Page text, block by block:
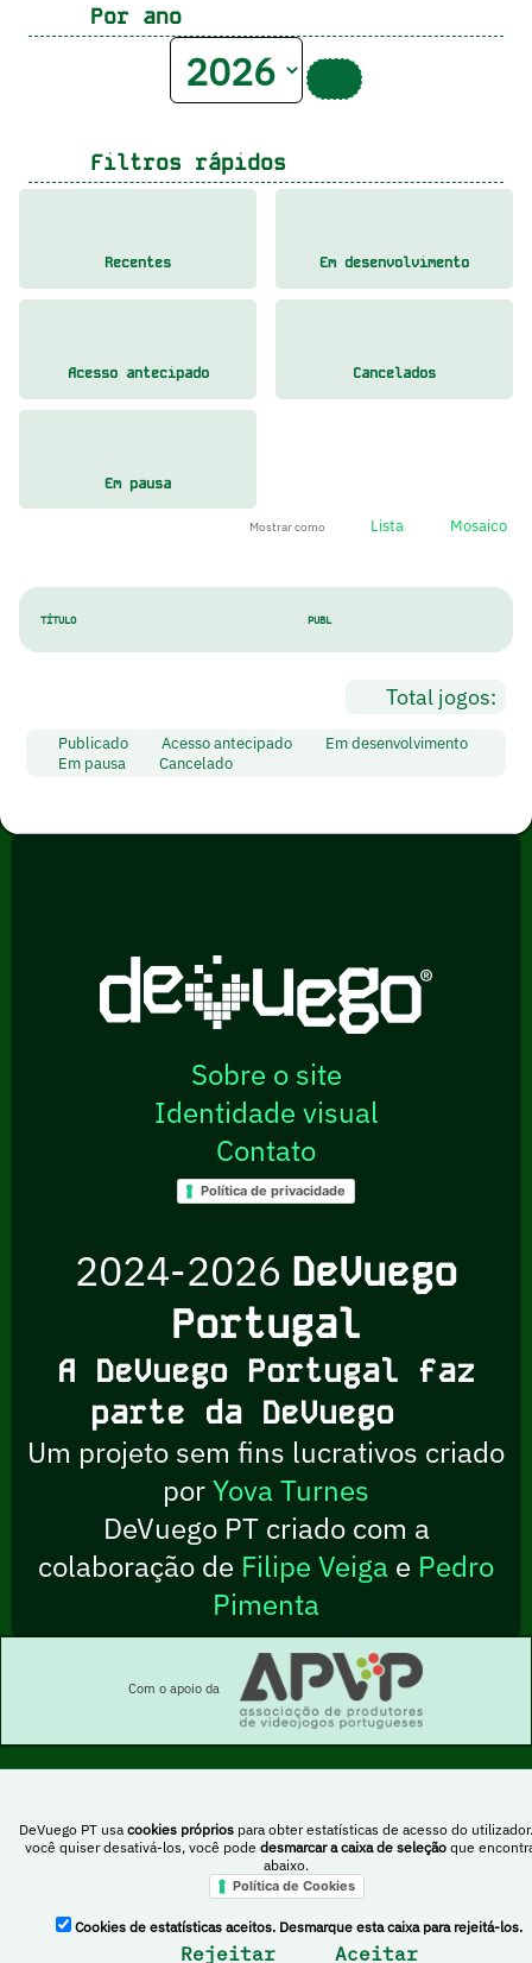
Por ano
Filtros rápidos
Recentes Em desenvolvimento
Acesso antecipado Cancelados
Em pausa
Mostrar como Lista Mosaico
TÍTULO PUBL
Total jogos:
Publicado Acesso antecipado
Em desenvolvimento
Em pausa
Cancelado
DeVuego PT usa cookies próprios para obter estatísticas de acesso do
você quiser desativá-los, você pode desmarcar a caixa de seleção que
abaixo.
Política de Cookies
Cookies de estatísticas aceitos. Desmarque esta caixa para rejeitá-los.
Rejeitar Aceitar
Sobre o site
Identidade visual
Contato
Política de privacidade
2024-2026 DeVuego
Portugal
A DeVuego Portugal faz
parte da DeVuego
Um projeto sem fins lucrativos criado
porYova Turnes
DeVuego PT criado com a
colaboração de Filipe Veiga e Pedro
Pimenta
Com o apoio da
PartilhaIgual 4.0 Internacional
DeVuego Portugal